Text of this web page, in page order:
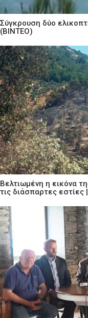
Σύγκρουση δύο
(ΒΙΝΤΕΟ)
Βελτιωμένη η εικόνα
τις διάσπαρτες εστίες